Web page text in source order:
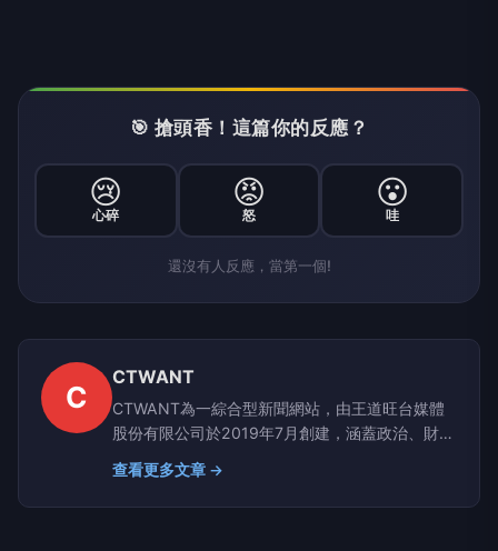
🎯 搶頭香！這篇你的反應？
😢
心碎
😡
怒
😮
哇
還沒有人反應，當第一個!
C
CTWANT
CTWANT為一綜合型新聞網站，由王道旺台媒體
股份有限公司於2019年7月創建，涵蓋政治、財
經、社會、娛樂、漂亮、生活、國際、影音等八大
類別，提供獨家新聞及豐富內容，未來將企劃更多
精采專題，讓您一手掌握最新資訊！
查看更多文章 →